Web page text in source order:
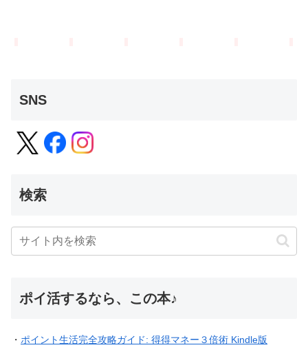
SNS
検索
ポイ活するなら、この本♪
・ ポイント生活完全攻略ガイド: 得得マネー３倍術 Kindle版